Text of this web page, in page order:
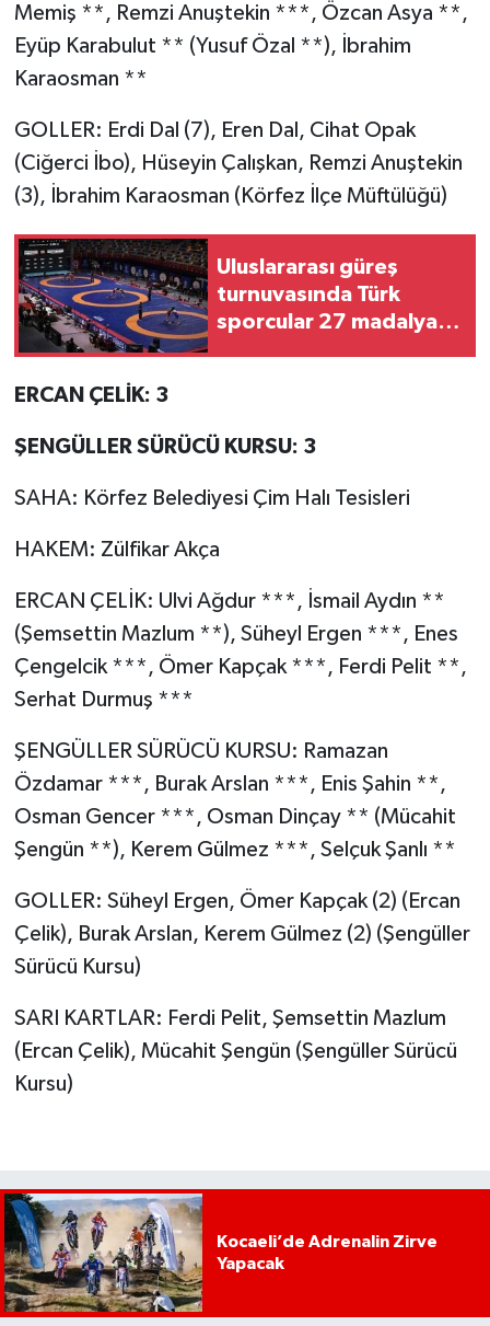
Memiş **, Remzi Anuştekin ***, Özcan Asya **,
Eyüp Karabulut ** (Yusuf Özal **), İbrahim
Karaosman **
GOLLER: Erdi Dal (7), Eren Dal, Cihat Opak
(Ciğerci İbo), Hüseyin Çalışkan, Remzi Anuştekin
(3), İbrahim Karaosman (Körfez İlçe Müftülüğü)
Uluslararası güreş
turnuvasında Türk
sporcular 27 madalya
ERCAN ÇELİK: 3
ŞENGÜLLER SÜRÜCÜ KURSU: 3
SAHA: Körfez Belediyesi Çim Halı Tesisleri
HAKEM: Zülfikar Akça
ERCAN ÇELİK: Ulvi Ağdur ***, İsmail Aydın **
(Şemsettin Mazlum **), Süheyl Ergen ***, Enes
Çengelcik ***, Ömer Kapçak ***, Ferdi Pelit **,
Serhat Durmuş ***
ŞENGÜLLER SÜRÜCÜ KURSU: Ramazan
Özdamar ***, Burak Arslan ***, Enis Şahin **,
Osman Gencer ***, Osman Dinçay ** (Mücahit
Şengün **), Kerem Gülmez ***, Selçuk Şanlı **
GOLLER: Süheyl Ergen, Ömer Kapçak (2) (Ercan
Çelik), Burak Arslan, Kerem Gülmez (2) (Şengüller
Sürücü Kursu)
SARI KARTLAR: Ferdi Pelit, Şemsettin Mazlum
(Ercan Çelik), Mücahit Şengün (Şengüller Sürücü
Kursu)
Kocaeli’de Adrenalin Zirve
Yapacak